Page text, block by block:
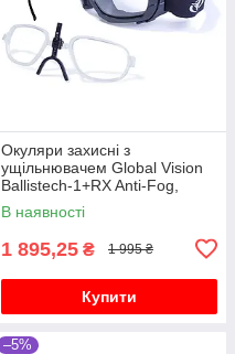
Окуляри захисні з
ущільнювачем Global Vision
Ballistech-1+RX Anti-Fog,
прозорі
В наявності
1 895,25 ₴ 1 995 ₴
Купити
–5%